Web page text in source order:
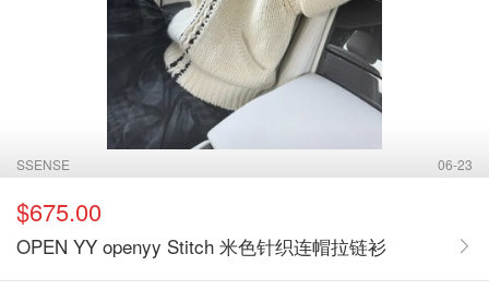
SSENSE 06-23
$675.00
OPEN YY openyy Stitch 米色针织连帽拉链衫